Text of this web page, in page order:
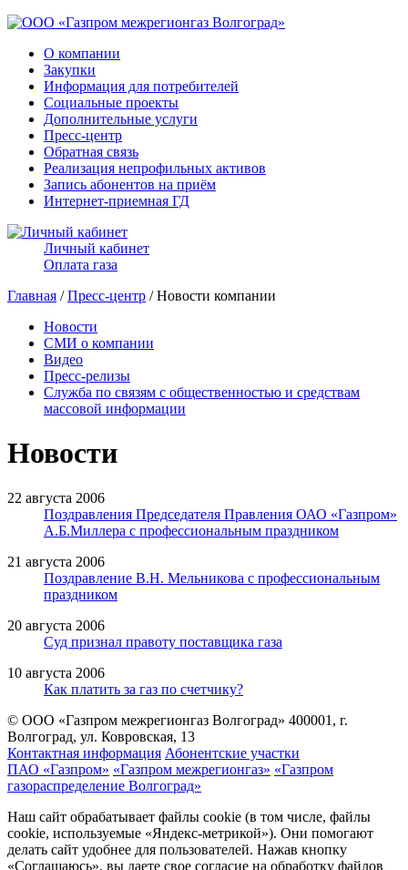
О компании
Закупки
Информация для потребителей
Социальные проекты
Дополнительные услуги
Пресс-центр
Обратная связь
Реализация непрофильных активов
Запись абонентов на приём
Интернет-приемная ГД
Личный кабинет
Оплата газа
Главная /Пресс-центр / Новости компании
Новости
СМИ о компании
Видео
Пресс-релизы
Служба по связям с общественностью и средствам
массовой информации
Новости
22 августа 2006
Поздравления Председателя Правления ОАО «Газпром»
А.Б.Миллера с профессиональным праздником
21 августа 2006
Поздравление В.Н. Мельникова с профессиональным
праздником
20 августа 2006
Суд признал правоту поставщика газа
10 августа 2006
Как платить за газ по счетчику?
© ООО «Газпром межрегионгаз Волгоград» 400001, г.
Волгоград, ул. Ковровская, 13
Контактная информация Абонентские участки
ПАО «Газпром» «Газпром межрегионгаз» «Газпром
газораспределение Волгоград»
Наш сайт обрабатывает файлы cookie (в том числе, файлы
cookie, используемые «Яндекс-метрикой»). Они помогают
делать сайт удобнее для пользователей. Нажав кнопку
«Соглашаюсь», вы даете свое согласие на обработку файлов